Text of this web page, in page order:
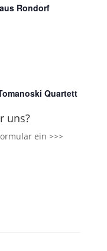
Rondorf
Quartett
uns?
ein >>>